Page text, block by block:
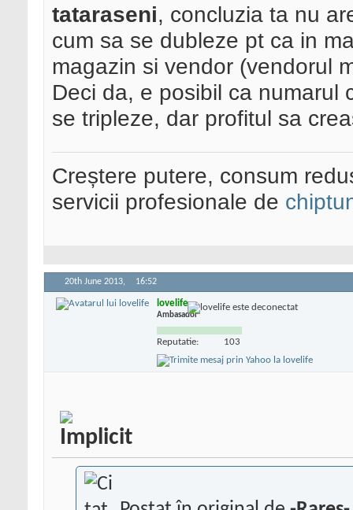
tataraseni, concluzia ta nu
cum sa se dubleze pt ca in
magazin si vendor (vendorul
Deci da, e posibil ca numarul
se tripleze, dar profitul sa
Creștere putere, consum
servicii profesionale de
20th June 2013, 16:52
lovelife
Ambasador
Reputatie: 103